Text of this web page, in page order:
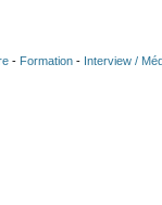
- Formation - Interview /